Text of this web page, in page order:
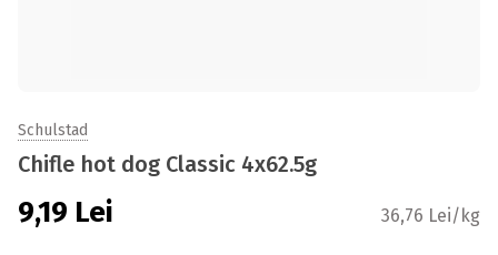
Schulstad
Chifle hot dog Classic 4x62.5g
9,19 Lei 36,76 Lei/kg